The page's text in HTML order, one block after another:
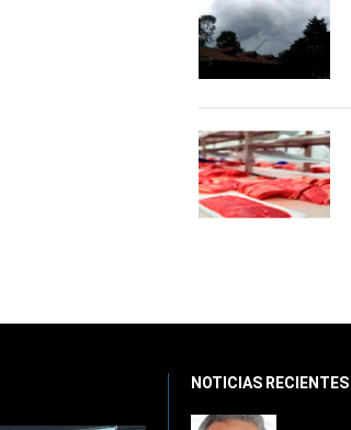
NOTICIAS RECIENTES